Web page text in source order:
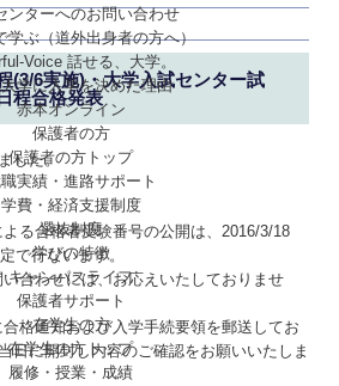
ンターへのお問い合わせ
学ぶ（道外出身者の方へ）
Voice 話せる、大学。
学に入学を決めた理由
赤本オンライン
保護者の方
保護者の方トップ
実績・進路サポート
学費・経済支援制度
選抜制度
学びの特徴
キャンパスライフ
保護者サポート
在学生の方
在学生の方トップ
履修・授業・成績
(3/6実施)・大学入試センター試
程合格発表
した。
る合格者受験番号の公開は、2016/3/18
で行ないます。
合わせには、お応えいたしておりませ
格通知および入学手続要領を郵送してお
日に開封し内容のご確認をお願いいたしま